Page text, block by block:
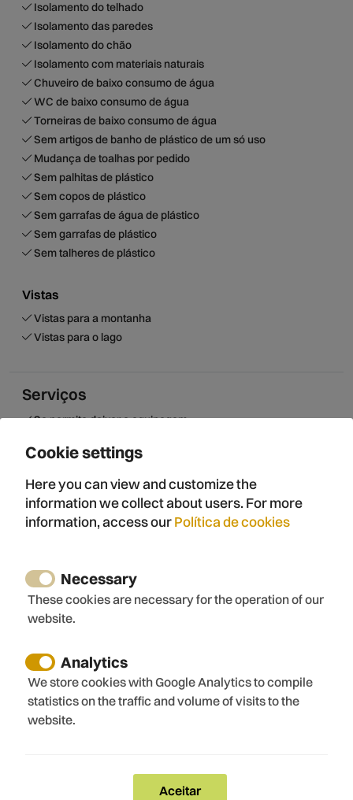
Isolamento do telhado
Isolamento das paredes
Isolamento do chão
Isolamento com materiais naturais
Chuveiro de baixo consumo de água
WC de baixo consumo de água
Torneiras de baixo consumo de água
Sem artigos de banho de plástico de um só uso
Mudança de toalhas por pedido
Sem palhitas de plástico
Sem copos de plástico
Sem garrafas de água de plástico
Sem garrafas de plástico
Sem talheres de plástico
Vistas
Vistas para a montanha
Vistas para o lago
Serviços
Se permite deixar a equipagem
Self checkin checkout
Limpeza e desinfeção
Europe cleaning standards
Portugal cleaning standards
Atividades perto da propriedade
Caminhada
Caminhada
Enoturismo
Rota românica
Museus
Parque aquático
Igreja
Cookie settings
Here you can view and customize the
information we collect about users. For more
information, access ourPolítica de cookies
Necessary
These cookies are necessary for the operation of our
website.
Analytics
We store cookies with Google Analytics to compile
statistics on the traffic and volume of visits to the
website.
Aceitar